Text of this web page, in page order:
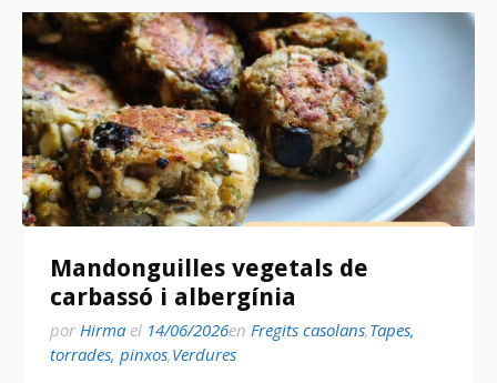
Mandonguilles vegetals de
carbassó i albergínia
por Hirma el 14/06/2026en Fregits casolans,Tapes,
torrades, pinxos,Verdures